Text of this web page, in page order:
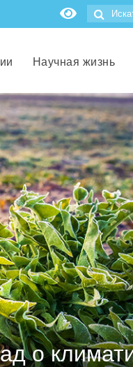
Научная жизнь
о